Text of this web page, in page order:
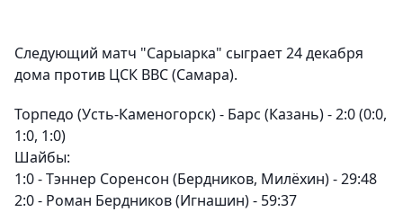
Следующий матч "Сарыарка" сыграет 24 декабря
дома против ЦСК ВВС (Самара).
Торпедо (Усть-Каменогорск) - Барс (Казань) - 2:0 (0:0,
1:0, 1:0)
Шайбы:
1:0 - Тэннер Соренсон (Бердников, Милёхин) - 29:48
2:0 - Роман Бердников (Игнашин) - 59:37